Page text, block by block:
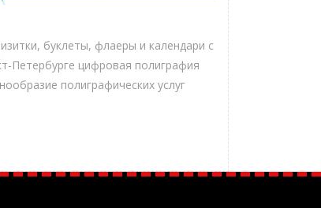
буклеты, флаеры и календари с
Петербурге цифровая полиграфия
полиграфических услуг